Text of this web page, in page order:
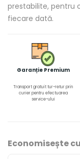
prestabilite, pentru
fiecare dată.
Garanție Premium
Transport gratuit tur-retur prin
curier pentru efectuarea
service-ului
Economisește